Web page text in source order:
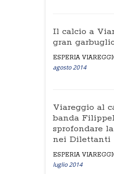
Il calcio a
gran
ESPERIA
agosto 2014
Viareggio al
banda
sprofondare
nei Dilettanti
ESPERIA
luglio 2014